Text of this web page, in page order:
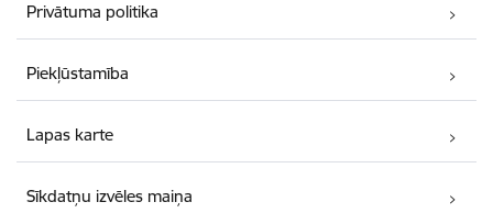
Privātuma politika
Piekļūstamība
Lapas karte
Sīkdatņu izvēles maiņa